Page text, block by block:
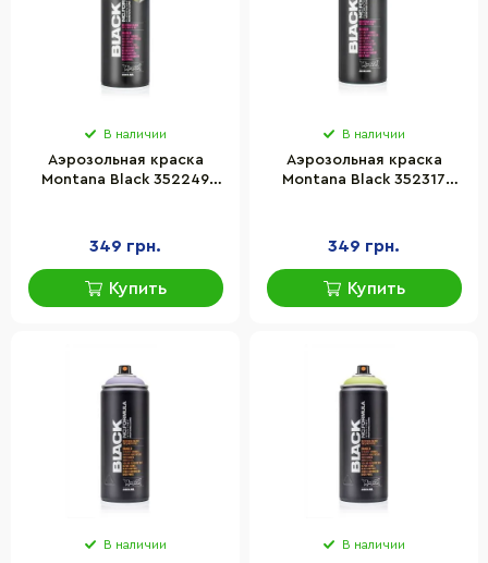
В наличии
Аэрозольная краска
Montana Black 352249
349 грн.
Купить
В наличии
Аэрозольная краска
Montana Black 352317
349 грн.
Купить
В наличии В наличии